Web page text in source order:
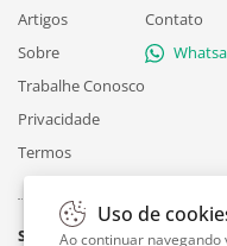
Artigos
Sobre
Trabalhe Conosco
Privacidade
Termos
Contato
Siga
Uso de
Ao continuar navegando